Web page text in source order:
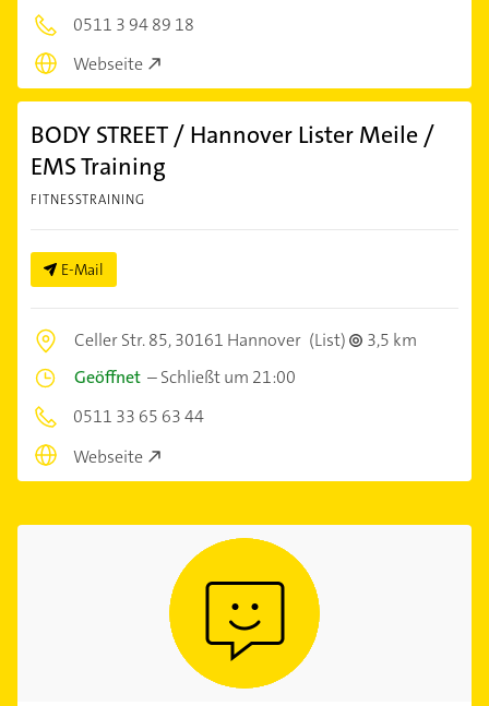
0511 3 94 89 18
Webseite
BODY STREET / Hannover Lister Meile /
EMS Training
FITNESSTRAINING
E-Mail
Celler Str. 85,30161 Hannover (List)
3,5 km
Geöffnet –Schließt um 21:00
0511 33 65 63 44
Webseite